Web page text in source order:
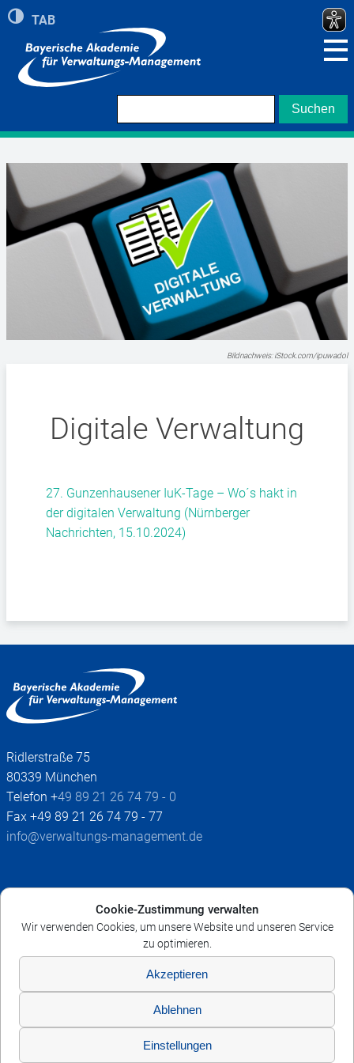
Cookie-Zustimmung verwalten
Wir verwenden Cookies, um unsere Website und unseren Service
zu optimieren.
Akzeptieren
Ablehnen
Einstellungen
Umschalten auf hohe Kontraste
TAB
Zeigt roten Rand bei Navigation mit TAB Taste
Bildnachweis: iStock.com/ipuwadol
Digitale Verwaltung
27. Gunzenhausener IuK-Tage – Wo´s hakt in
der digitalen Verwaltung (Nürnberger
Nachrichten, 15.10.2024)
Ridlerstraße 75
80339 München
Telefon +49 89 21 26 74 79 - 0
Fax +49 89 21 26 74 79 - 77
info@verwaltungs-management.de
AGB
Widerruf
© 2026 Bayerische Akademie für Verwaltungs-
Management